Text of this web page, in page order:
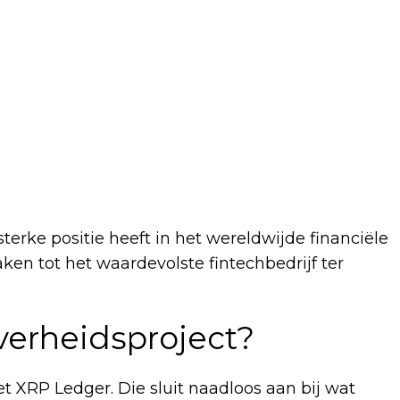
positie heeft in het wereldwijde financiële
tot het waardevolste fintechbedrijf ter
XRP Ledger. Die sluit naadloos aan bij wat